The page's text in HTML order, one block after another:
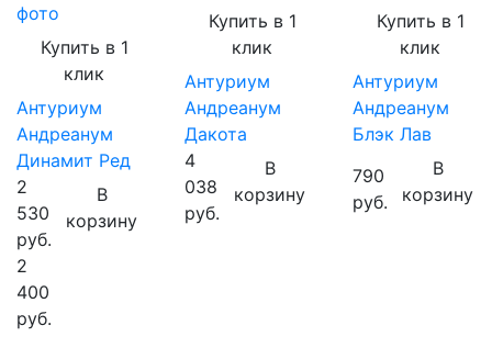
фото
Купить в 1
клик
Антуриум
Андреанум
Динамит Ред
2
530
руб.
2
400
руб.
В
корзину
Купить в 1
клик
Антуриум
Андреанум
Дакота
4
038
руб.
В
корзину
Купить в 1
клик
Антуриум
Андреанум
Блэк Лав
790
руб.
В
корзину